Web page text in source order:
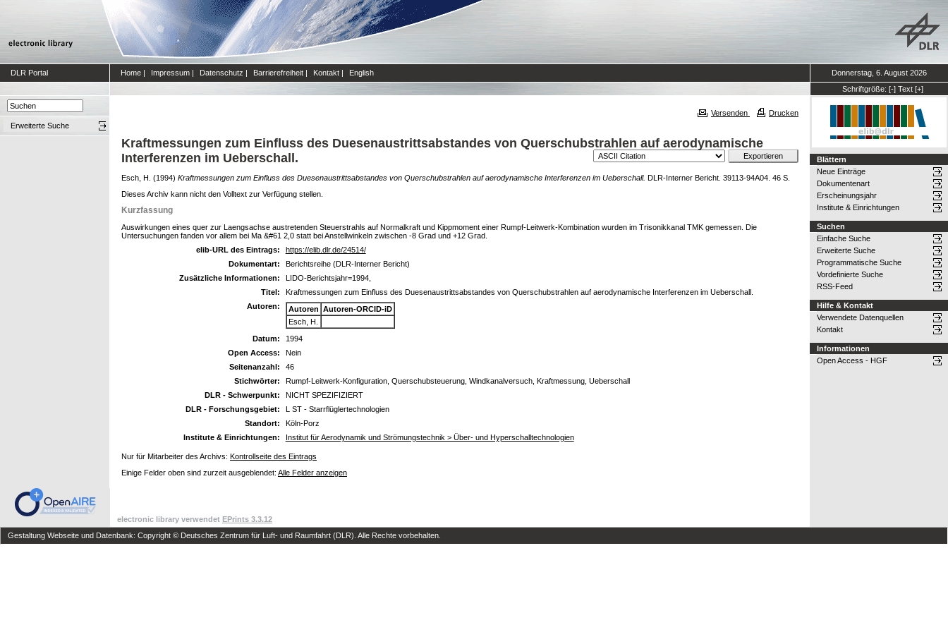
DLR Portal Home | Impressum | Datenschutz | Barrierefreiheit | Kontakt | English
Donnerstag, 6. August 2026
Schriftgröße: [-] Text [+]
Erweiterte Suche
Versenden Drucken
Kraftmessungen zum Einfluss des Duesenaustrittsabstandes von Querschubstrahlen auf aerodynamische
Interferenzen im Ueberschall.
Esch, H. (1994) Kraftmessungen zum Einfluss des Duesenaustrittsabstandes von Querschubstrahlen auf aerodynamische Interferenzen im Ueberschall. DLR-Interner Bericht. 39113-94A04. 46 S.
Dieses Archiv kann nicht den Volltext zur Verfügung stellen.
Kurzfassung
Auswirkungen eines quer zur Laengsachse austretenden Steuerstrahls auf Normalkraft und Kippmoment einer Rumpf-Leitwerk-Kombination wurden im Trisonikkanal TMK gemessen. Die
Untersuchungen fanden vor allem bei Ma &#61 2,0 statt bei Anstellwinkeln zwischen -8 Grad und +12 Grad.
elib-URL des Eintrags:
https://elib.dlr.de/24514/
Dokumentart:
Berichtsreihe (DLR-Interner Bericht)
Zusätzliche Informationen:
LIDO-Berichtsjahr=1994,
Titel:
Kraftmessungen zum Einfluss des Duesenaustrittsabstandes von Querschubstrahlen auf aerodynamische Interferenzen im Ueberschall.
Autoren:
Autoren Autoren-ORCID-iD
Esch, H.
Datum:
1994
Open Access:
Nein
Seitenanzahl:
46
Stichwörter:
Rumpf-Leitwerk-Konfiguration, Querschubsteuerung, Windkanalversuch, Kraftmessung, Ueberschall
DLR - Schwerpunkt:
NICHT SPEZIFIZIERT
DLR - Forschungsgebiet:
L ST - Starrflüglertechnologien
Standort:
Köln-Porz
Institute & Einrichtungen:
Institut für Aerodynamik und Strömungstechnik > Über- und Hyperschalltechnologien
Nur für Mitarbeiter des Archivs: Kontrollseite des Eintrags
Einige Felder oben sind zurzeit ausgeblendet: Alle Felder anzeigen
Blättern
Neue Einträge
Dokumentenart
Erscheinungsjahr
Institute & Einrichtungen
Suchen
Einfache Suche
Erweiterte Suche
Programmatische Suche
Vordefinierte Suche
RSS-Feed
Hilfe & Kontakt
Verwendete Datenquellen
Kontakt
Informationen
Open Access - HGF
electronic library verwendet EPrints 3.3.12
Gestaltung Webseite und Datenbank: Copyright © Deutsches Zentrum für Luft- und Raumfahrt (DLR). Alle Rechte vorbehalten.